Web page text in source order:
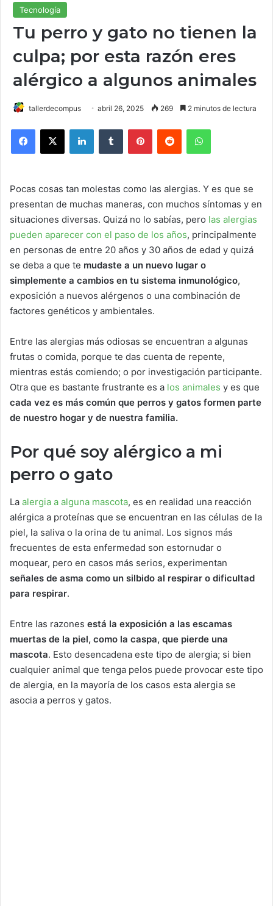
Tecnología
Tu perro y gato no tienen la
culpa; por esta razón eres
alérgico a algunos animales
tallerdecompus abril 26, 2025 269 2 minutos de lectura
Pocas cosas tan molestas como las alergias. Y es que se
presentan de muchas maneras, con muchos síntomas y en
situaciones diversas. Quizá no lo sabías, pero las alergias
pueden aparecer con el paso de los años, principalmente
en personas de entre 20 años y 30 años de edad y quizá
se deba a que te mudaste a un nuevo lugar o
simplemente a cambios en tu sistema inmunológico,
exposición a nuevos alérgenos o una combinación de
factores genéticos y ambientales.
Entre las alergias más odiosas se encuentran a algunas
frutas o comida, porque te das cuenta de repente,
mientras estás comiendo; o por investigación participante.
Otra que es bastante frustrante es a los animales y es que
cada vez es más común que perros y gatos formen parte
de nuestro hogar y de nuestra familia.
Por qué soy alérgico a mi
perro o gato
La alergia a alguna mascota, es en realidad una reacción
alérgica a proteínas que se encuentran en las células de la
piel, la saliva o la orina de tu animal. Los signos más
frecuentes de esta enfermedad son estornudar o
moquear, pero en casos más serios, experimentan
señales de asma como un silbido al respirar o dificultad
para respirar.
Entre las razones está la exposición a las escamas
muertas de la piel, como la caspa, que pierde una
mascota. Esto desencadena este tipo de alergia; si bien
cualquier animal que tenga pelos puede provocar este tipo
de alergia, en la mayoría de los casos esta alergia se
asocia a perros y gatos.